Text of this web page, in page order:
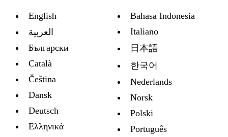
English
العربية
Български
Català
Čeština
Dansk
Deutsch
Ελληνικά
Bahasa Indonesia
Italiano
日本語
한국어
Nederlands
Norsk
Polski
Português